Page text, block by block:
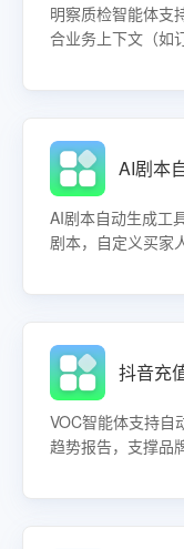
明察质检智能体支
合业务上下文（如
激发客服改进动力
AI剧本自动生成工
剧本，自定义买家
实战能力。
VOC智能体支持自
趋势报告，支撑品
告别人工拉数、滞